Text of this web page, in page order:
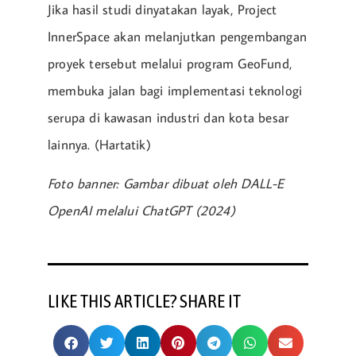
Jika hasil studi dinyatakan layak, Project
InnerSpace akan melanjutkan pengembangan
proyek tersebut melalui program GeoFund,
membuka jalan bagi implementasi teknologi
serupa di kawasan industri dan kota besar
lainnya. (Hartatik)
Foto banner: Gambar dibuat oleh DALL-E
OpenAI melalui ChatGPT (2024)
LIKE THIS ARTICLE? SHARE IT